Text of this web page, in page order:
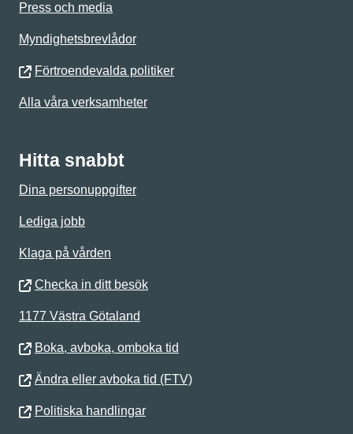
Press och media
Myndighetsbrevlådor
Förtroendevalda politiker
Alla våra verksamheter
Hitta snabbt
Dina personuppgifter
Lediga jobb
Klaga på vården
Checka in ditt besök
1177 Västra Götaland
Boka, avboka, omboka tid
Ändra eller avboka tid (FTV)
Politiska handlingar